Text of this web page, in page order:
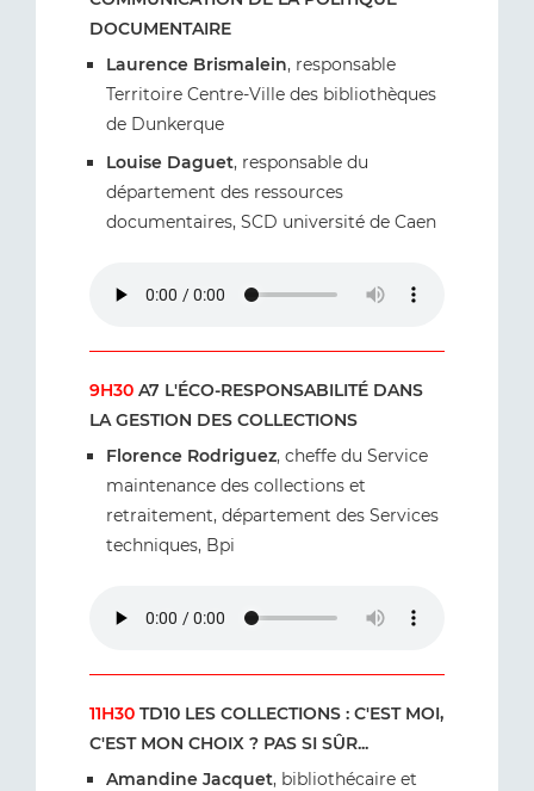
DOCUMENTAIRE
Laurence Brismalein, responsable
Territoire Centre-Ville des bibliothèques
de Dunkerque
Louise Daguet, responsable du
département des ressources
documentaires, SCD université de Caen
9H30 A7 L'ÉCO-RESPONSABILITÉ DANS
LA GESTION DES COLLECTIONS
Florence Rodriguez, cheffe du Service
maintenance des collections et
retraitement, département des Services
techniques, Bpi
11H30 TD10 LES COLLECTIONS : C'EST MOI,
C'EST MON CHOIX ? PAS SI SÛR...
Amandine Jacquet, bibliothécaire et